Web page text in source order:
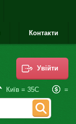
Контакти
Увійти
Київ = 35С =